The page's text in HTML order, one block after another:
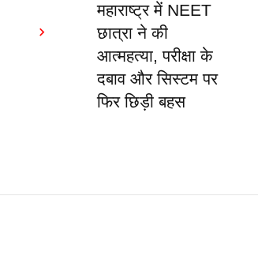
महाराष्ट्र में NEET
छात्रा ने की
आत्महत्या, परीक्षा के
दबाव और सिस्टम पर
फिर छिड़ी बहस